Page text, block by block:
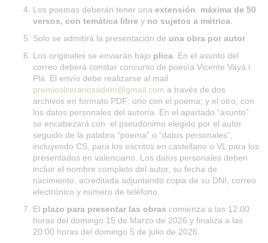
Los poemas deberán tener una extensión máxima de 50
versos, con temática libre y no sujetos a métrica
Solo se admitirá la presentación de una obra por autor
Los originales se enviarán bajo plica . En el asunto del
correo deberá constar concurso de poesía Vicente Vayà i
Plá. El envío debe realizarse al mail
premiosliterariosadem@gmail.com a través de dos
archivos en formato PDF: uno con el poema; y el otro, con
los datos personales del autor/a. En el apartado “asunto”
se encabezará con el pseudónimo elegido por el autor
seguido de la palabra “poema” o “datos personales”,
incluyendo CS, para los escritos en castellano o VL para los
presentados en valenciano. Los datos personales deben
incluir el nombre completo del autor, su fecha de
nacimiento, acreditada adjuntando copia de su DNI, correo
electrónico y número de teléfono.
El plazo para presentar las obras comienza a las 12:00
horas del domingo 15 de Marzo de 2026 y finaliza a las
20:00 horas del domingo 5 de julio de 2026.